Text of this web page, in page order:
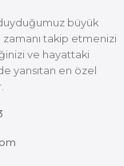
büyük
takip etmenizi
ve hayattaki
yansıtan en özel